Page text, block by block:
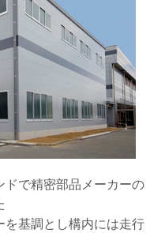
ドで精密部品メーカーの
を基調とし構内には走行